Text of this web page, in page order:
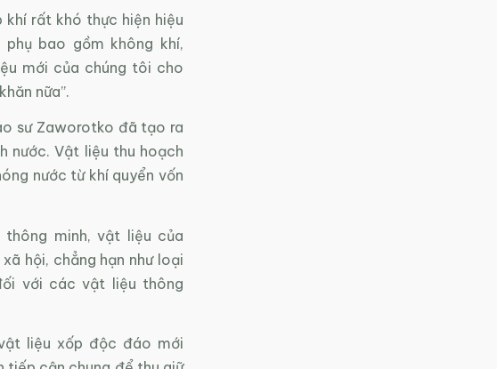
khí rất khó thực hiện hiệu
bao gồm không khí,
mới của chúng tôi cho
nữa”.
sư Zaworotko đã tạo ra
nước. Vật liệu thu hoạch
nước từ khí quyển vốn
minh, vật liệu của
hội, chẳng hạn như loại
với các vật liệu thông
liệu xốp độc đáo mới